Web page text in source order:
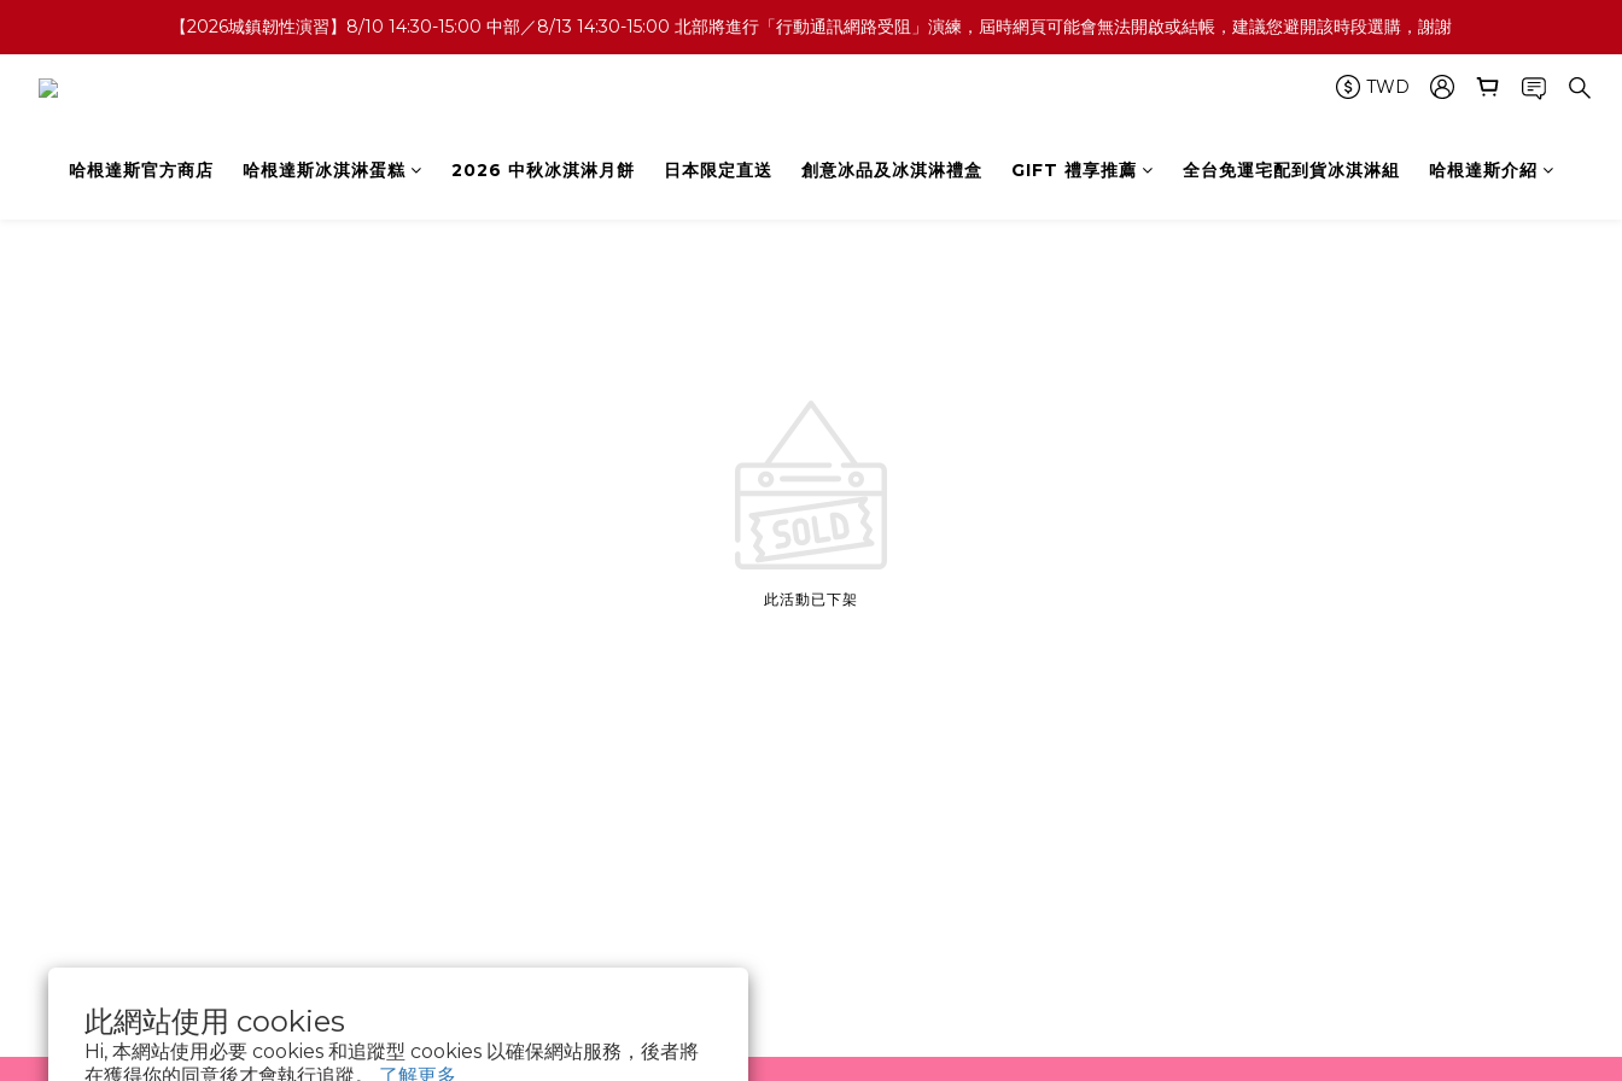
此網站使用 cookies
Hi, 本網站使用必要 cookies 和追蹤型 cookies 以確保網站服務，後者將
在獲得你的同意後才會執行追蹤。 了解更多
【2026城鎮韌性演習】8/10 14:30-15:00 中部／8/13 14:30-15:00 北部將進行「行動通訊網路受阻」演練，屆時網頁可能會無法開啟或結帳，建議您避開該時段選購，謝謝
TWD
哈根達斯官方商店 哈根達斯冰淇淋蛋糕 2026 中秋冰淇淋月餅 日本限定直送 創意冰品及冰淇淋禮盒 GIFT 禮享推薦 全台免運宅配到貨冰淇淋組 哈根達斯介紹
此活動已下架